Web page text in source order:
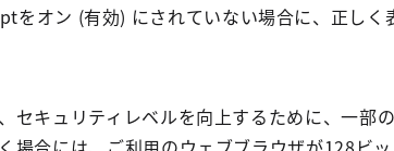
をオン (有効) にされていない場合に、正し
セキュリティレベルを向上するために、一部